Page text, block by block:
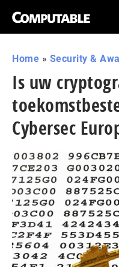
Home » Security &
Is uw
Cybersec